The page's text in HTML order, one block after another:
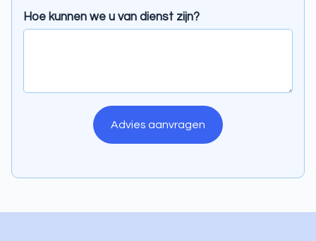
Hoe kunnen we u van dienst zijn?
Advies aanvragen